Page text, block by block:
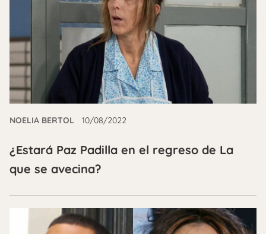
NOELIA BERTOL 10/08/2022
¿Estará Paz Padilla en el regreso de La
que se avecina?